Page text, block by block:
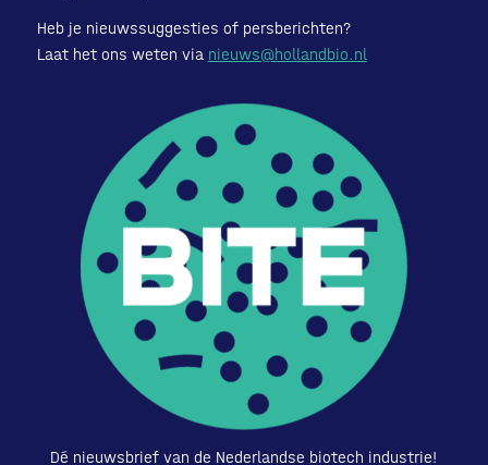
Heb je nieuwssuggesties of persberichten?
Laat het ons weten via nieuws@hollandbio.nl
Dé nieuwsbrief van de Nederlandse biotech industrie!